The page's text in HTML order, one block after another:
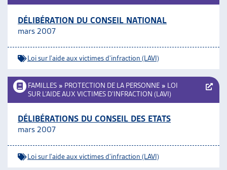
DÉLIBÉRATION DU CONSEIL NATIONAL
mars 2007
Loi sur l'aide aux victimes d'infraction (LAVI)
FAMILLES » PROTECTION DE LA PERSONNE » LOI
SUR L’AIDE AUX VICTIMES D’INFRACTION (LAVI)
DÉLIBÉRATIONS DU CONSEIL DES ETATS
mars 2007
Loi sur l'aide aux victimes d'infraction (LAVI)